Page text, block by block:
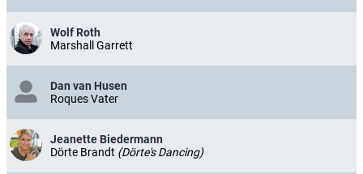
Wolf Roth
Marshall Garrett
Dan van Husen
Roques Vater
Jeanette Biedermann
Dörte Brandt (Dörte's Dancing)